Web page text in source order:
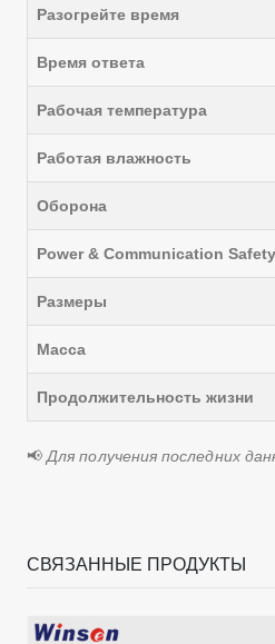
Разогрейте время
Время ответа
Рабочая температура
Работая влажность
Оборона
Power & Communication Safety
Размеры
Масса
Продолжительность жизни
📢Для получения последних
СВЯЗАННЫЕ ПРОДУКТЫ